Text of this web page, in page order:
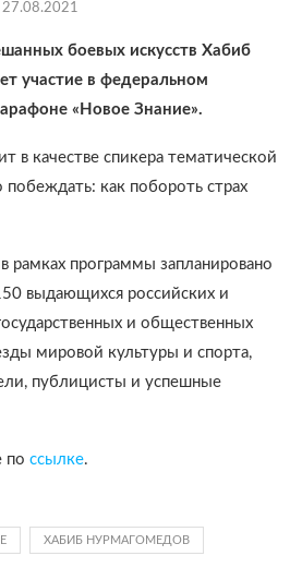
27.08.2021
боевых искусств Хабиб
участие в федеральном
«Новое Знание».
в качестве спикера тематической
как побороть страх
рамках программы запланировано
выдающихся российских и
и общественных
мировой культуры и спорта,
публицисты и успешные
по ссылке.
ХАБИБ НУРМАГОМЕДОВ